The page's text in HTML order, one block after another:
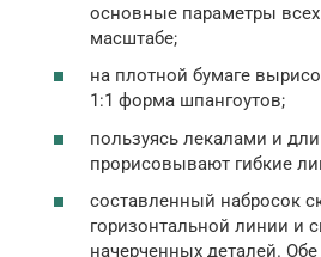
основные параметры
масштабе;
на плотной бумаге
1:1 форма шпангоутов;
пользуясь лекалами и
прорисовывают гибкие
составленный набросок
горизонтальной линии и
начерченных деталей. Обе